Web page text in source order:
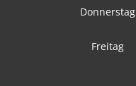
Donnerstag
Freitag